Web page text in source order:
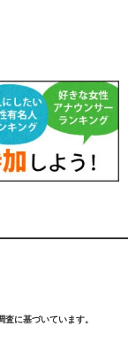
に基づいています。